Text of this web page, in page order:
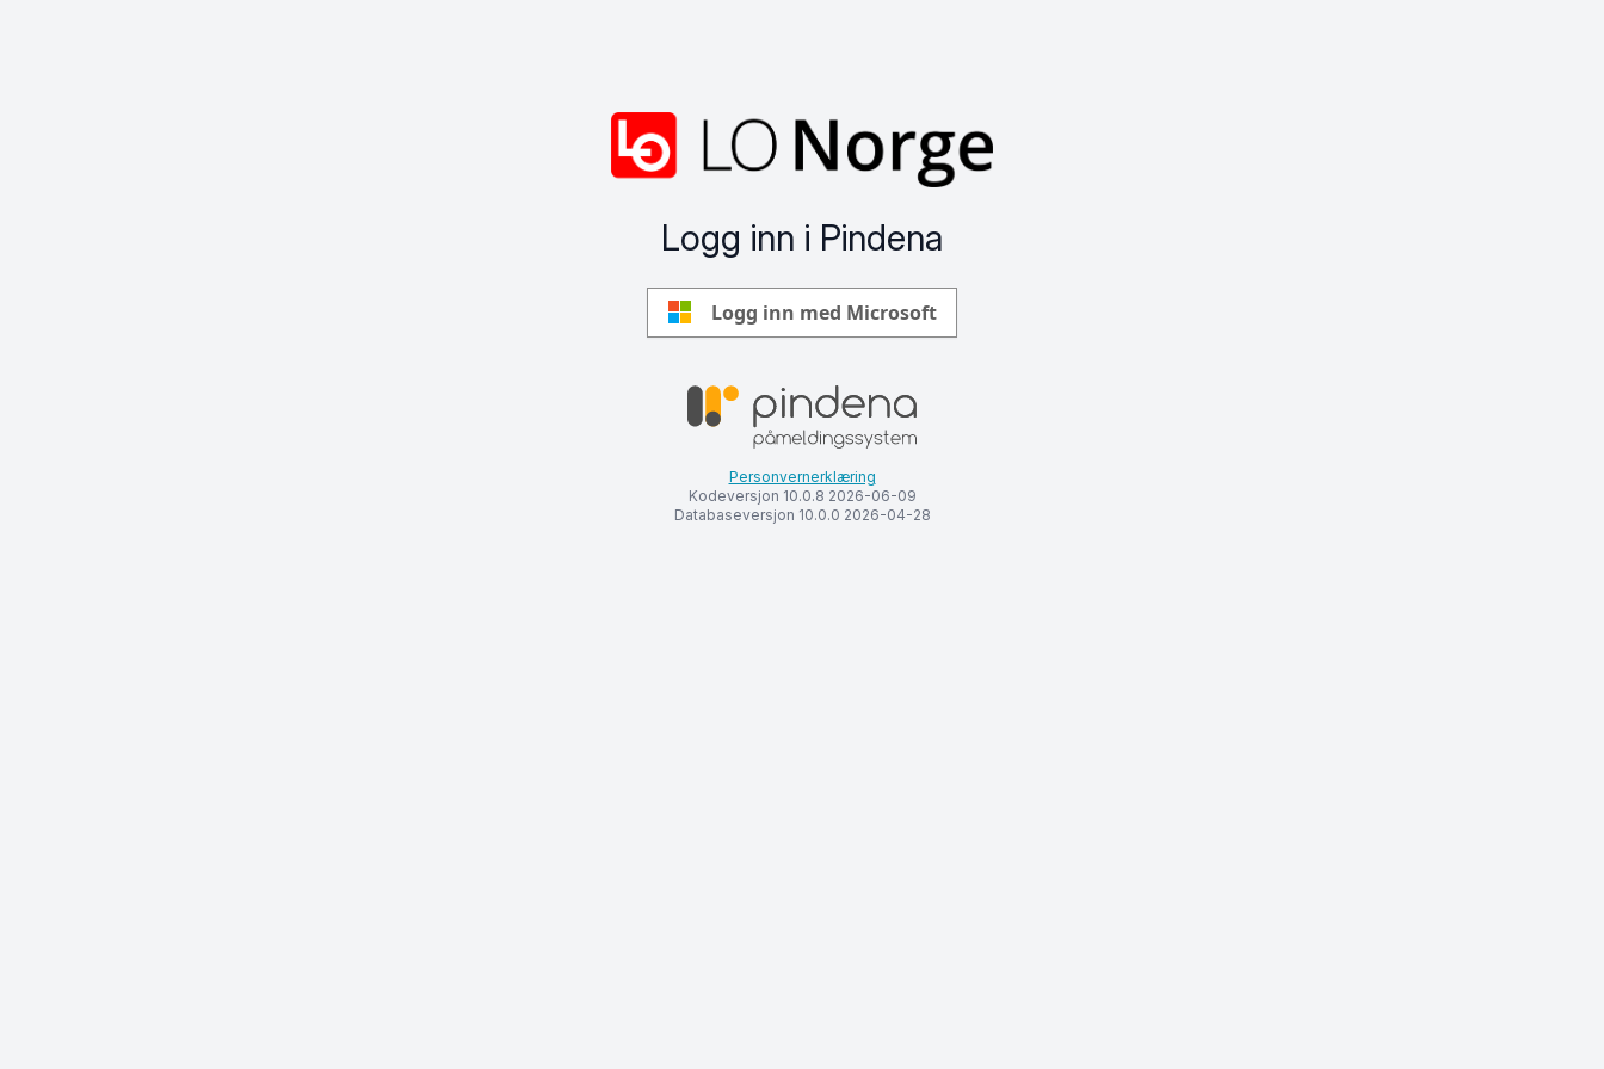
Logg inn i Pindena
Logg inn med Microsoft
Personvernerklæring
Kodeversjon 10.0.8 2026-06-09
Databaseversjon 10.0.0 2026-04-28